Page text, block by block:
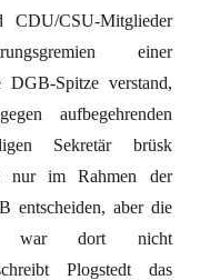
CDU/CSU-Mitglieder
einer
Spitze verstand,
aufbegehrenden
Sekretär brüsk
nur im Rahmen der
entscheiden, aber die
war dort nicht
Plogstedt das